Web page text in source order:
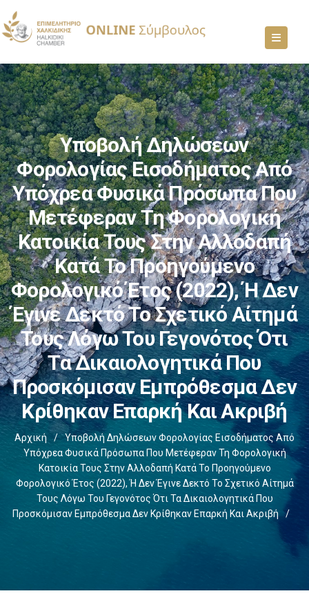
Υποβολή Δηλώσεων
Φορολογίας Εισοδήματος Από
Υπόχρεα Φυσικά Πρόσωπα Που
Μετέφεραν Τη Φορολογική
Κατοικία Τους Στην Αλλοδαπή
Κατά Το Προηγούμενο
Φορολογικό Έτος (2022), Ή Δεν
Έγινε Δεκτό Το Σχετικό Αίτημά
Τους Λόγω Του Γεγονότος Ότι
Τα Δικαιολογητικά Που
Προσκόμισαν Εμπρόθεσμα Δεν
Κρίθηκαν Επαρκή Και Ακριβή
Αρχική /
Υποβολή Δηλώσεων Φορολογίας Εισοδήματος Από
Υπόχρεα Φυσικά Πρόσωπα Που Μετέφεραν Τη Φορολογική
Κατοικία Τους Στην Αλλοδαπή Κατά Το Προηγούμενο
Φορολογικό Έτος (2022), Ή Δεν Έγινε Δεκτό Το Σχετικό Αίτημά
Τους Λόγω Του Γεγονότος Ότι Τα Δικαιολογητικά Που
Προσκόμισαν Εμπρόθεσμα Δεν Κρίθηκαν Επαρκή Και Ακριβή
/